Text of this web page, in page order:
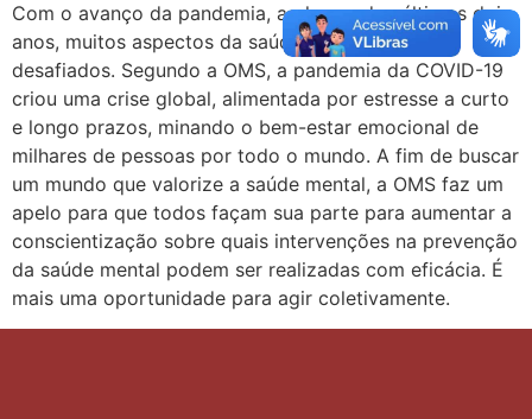
Com o avanço da pandemia, ao longo dos últimos dois
anos, muitos aspectos da saúde mental foram
desafiados. Segundo a OMS, a pandemia da COVID-19
criou uma crise global, alimentada por estresse a curto
e longo prazos, minando o bem-estar emocional de
milhares de pessoas por todo o mundo. A fim de buscar
um mundo que valorize a saúde mental, a OMS faz um
apelo para que todos façam sua parte para aumentar a
conscientização sobre quais intervenções na prevenção
da saúde mental podem ser realizadas com eficácia. É
mais uma oportunidade para agir coletivamente.